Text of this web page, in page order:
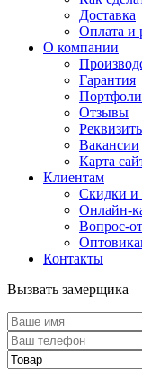
Доставка
Оплата и
О компании
Гарантия
Отзывы
Вакансии
Карта
Клиентам
Скидки и
Онлайн-
Вопрос-
Контакты
Вызвать замерщика